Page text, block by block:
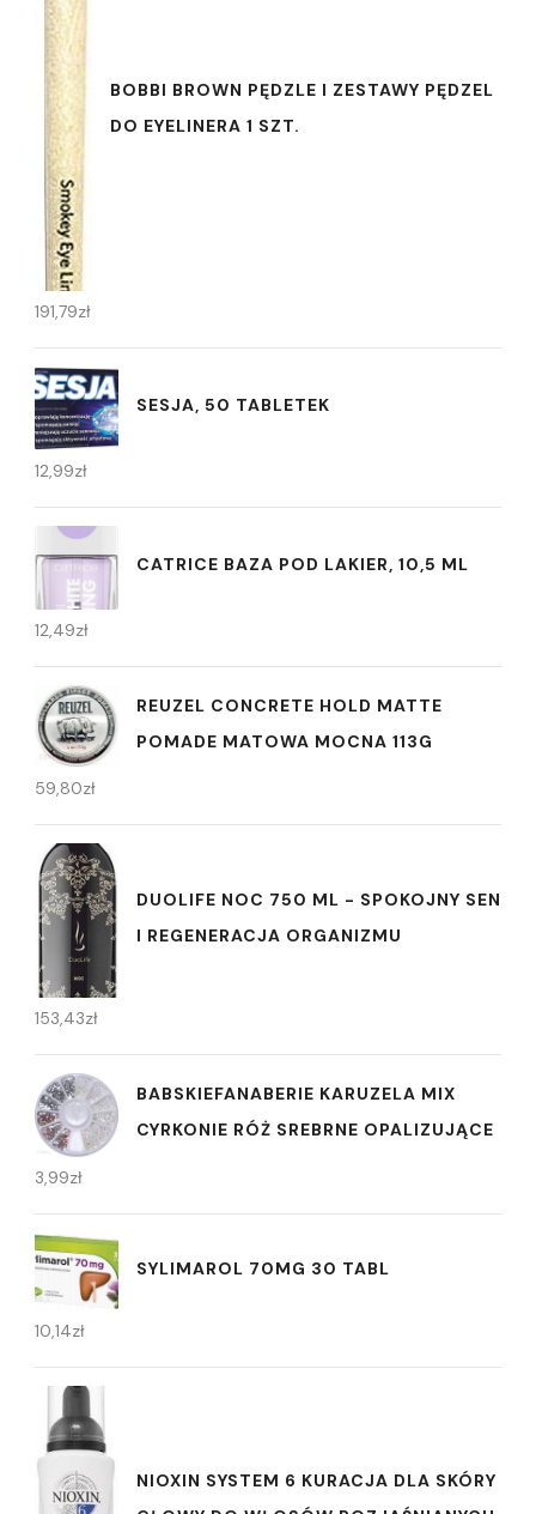
BOBBI BROWN PĘDZLE I ZESTAWY PĘDZEL
DO EYELINERA 1 SZT.
191,79zł
SESJA, 50 TABLETEK
12,99zł
CATRICE BAZA POD LAKIER, 10,5 ML
12,49zł
REUZEL CONCRETE HOLD MATTE
POMADE MATOWA MOCNA 113G
59,80zł
DUOLIFE NOC 750 ML - SPOKOJNY SEN
I REGENERACJA ORGANIZMU
153,43zł
BABSKIEFANABERIE KARUZELA MIX
CYRKONIE RÓŻ SREBRNE OPALIZUJĄCE
3,99zł
SYLIMAROL 70MG 30 TABL
10,14zł
NIOXIN SYSTEM 6 KURACJA DLA SKÓRY